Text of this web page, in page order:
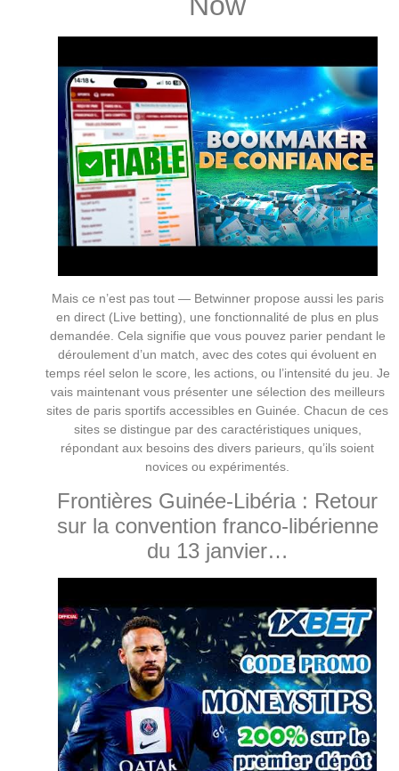
Mais ce n’est pas tout — Betwinner propose aussi les paris
en direct (Live betting), une fonctionnalité de plus en plus
demandée. Cela signifie que vous pouvez parier pendant le
déroulement d’un match, avec des cotes qui évoluent en
temps réel selon le score, les actions, ou l’intensité du jeu. Je
vais maintenant vous présenter une sélection des meilleurs
sites de paris sportifs accessibles en Guinée. Chacun de ces
sites se distingue par des caractéristiques uniques,
répondant aux besoins des divers parieurs, qu’ils soient
novices ou expérimentés.
Frontières Guinée-Libéria : Retour
sur la convention franco-libérienne
du 13 janvier…